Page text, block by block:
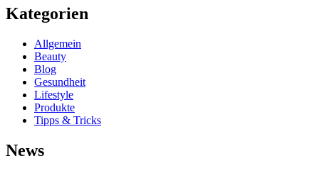
Kategorien
Allgemein
Beauty
Blog
Gesundheit
Lifestyle
Produkte
Tipps & Tricks
News